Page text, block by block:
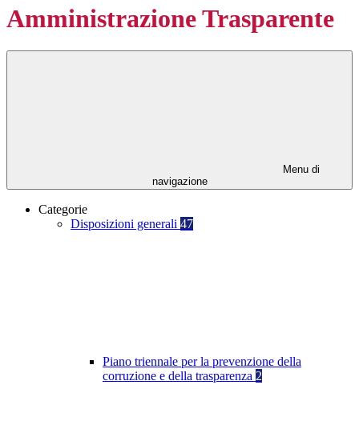
Amministrazione Trasparente
Menu di
navigazione
Categorie
Disposizioni generali 47
Piano triennale per la prevenzione della
corruzione e della trasparenza 2